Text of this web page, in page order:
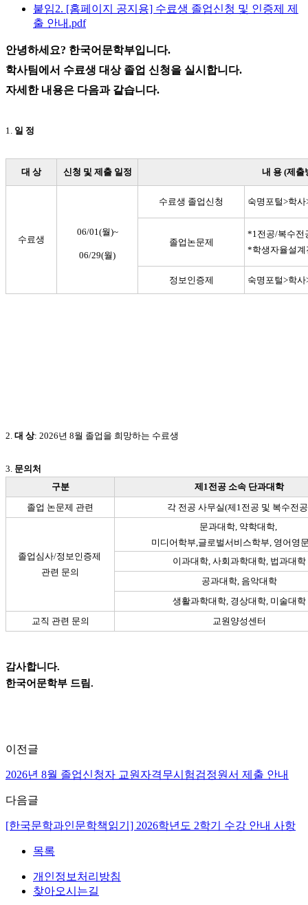
붙임2. [홈페이지 공지용] 수료생 졸업신청 및 인증제 제
출 안내.pdf
안녕하세요? 한국어문학부입니다.
학사팀에서 수료생 대상 졸업 신청을 실시합니다.
자세한 내용은 다음과 같습니다.
1. 일 정
대 상 신청 및 제출 일정 내 용 (제출
수료생
06/01(월)~
06/29(월)
수료생 졸업신청 숙명포털>학
졸업논문제
*1전공/복수전
*학생자율설계
정보인증제 숙명포털>학
2. 대 상: 2026년 8월 졸업을 희망하는 수료생
3. 문의처
구분
제1전공 소속 단과대학
졸업 논문제 관련
각 전공 사무실(제1전공 및 복수전
졸업심사/정보인증제
관련 문의
문과대학, 약학대학,
미디어학부,글로벌서비스학부,영어영
이과대학, 사회과학대학, 법과대학
공과대학, 음악대학
생활과학대학, 경상대학, 미술대학
교직 관련 문의
교원양성센터
감사합니다.
한국어문학부 드림.
이전글
2026년 8월 졸업신청자 교원자격무시험검정원서 제출 안내
다음글
[한국문학과인문학책읽기] 2026학년도 2학기 수강 안내 사항
목록
개인정보처리방침
찾아오시는길